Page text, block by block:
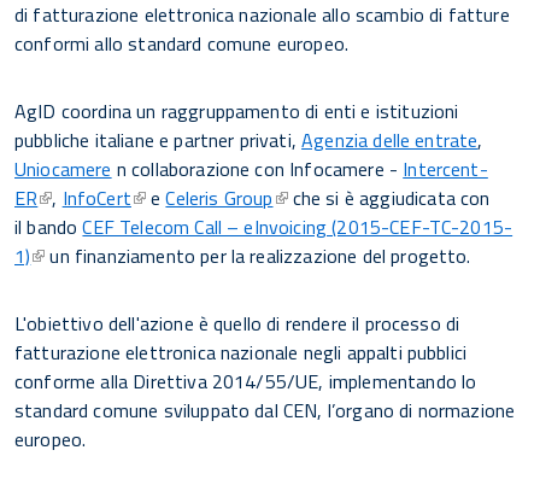
di fatturazione elettronica nazionale allo scambio di fatture
conformi allo standard comune europeo.
AgID coordina un raggruppamento di enti e istituzioni
pubbliche italiane e partner privati,Agenzia delle entrate,
Uniocamere n collaborazione con Infocamere - Intercent-
ER , InfoCert eCeleris Group che si è aggiudicata con
il bandoCEF Telecom Call – eInvoicing (2015-CEF-TC-2015-
1)
un finanziamento per la realizzazione del progetto.
L'obiettivo dell'azione è quello di rendere il processo di
fatturazione elettronica nazionale negli appalti pubblici
conforme alla Direttiva 2014/55/UE, implementando lo
standard comune sviluppato dal CEN, l’organo di normazione
europeo.